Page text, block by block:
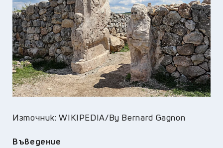
Източник: WIKIPEDIA/By Bernard Gagnon
Въведение